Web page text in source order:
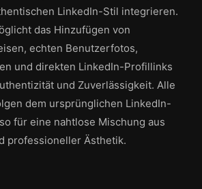
LinkedIn-Stil integrieren.
das Hinzufügen von
echten Benutzerfotos,
und direkten LinkedIn-Profillinks
und Zuverlässigkeit. Alle
dem ursprünglichen LinkedIn-
für eine nahtlose Mischung aus
professioneller Ästhetik.